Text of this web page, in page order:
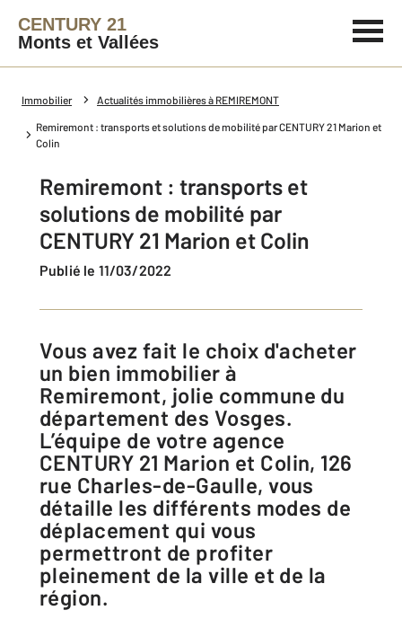
CENTURY 21
Monts et Vallées
Immobilier Actualités immobilières à REMIREMONT
Remiremont : transports et solutions de mobilité par CENTURY 21 Marion et
Colin
Remiremont : transports et
solutions de mobilité par
CENTURY 21 Marion et Colin
Publié le 11/03/2022
Vous avez fait le choix d'acheter
un bien immobilier à
Remiremont, jolie commune du
département des Vosges.
L’équipe de votre agence
CENTURY 21 Marion et Colin, 126
rue Charles-de-Gaulle, vous
détaille les différents modes de
déplacement qui vous
permettront de profiter
pleinement de la ville et de la
région.